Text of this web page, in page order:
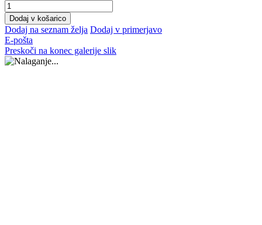
Dodaj v košarico
Dodaj na seznam želja Dodaj v primerjavo
E-pošta
Preskoči na konec galerije slik